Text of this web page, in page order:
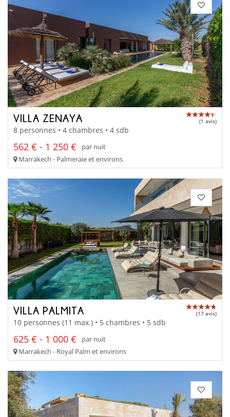
VILLA ZENAYA (1 avis)
8 personnes • 4 chambres • 4 sdb
562 € - 1 250 €
par nuit
Marrakech - Palmeraie et environs
VILLA PALMITA (17 avis)
10 personnes (11 max.) • 5 chambres • 5 sdb
625 € - 1 000 €
par nuit
Marrakech - Royal Palm et environs